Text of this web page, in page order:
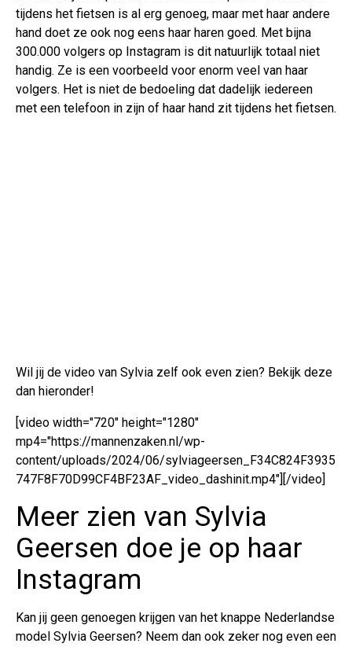
tijdens het fietsen is al erg genoeg, maar met haar andere
hand doet ze ook nog eens haar haren goed. Met bijna
300.000 volgers op Instagram is dit natuurlijk totaal niet
handig. Ze is een voorbeeld voor enorm veel van haar
volgers. Het is niet de bedoeling dat dadelijk iedereen
met een telefoon in zijn of haar hand zit tijdens het fietsen.
Wil jij de video van Sylvia zelf ook even zien? Bekijk deze
dan hieronder!
[video width="720" height="1280"
mp4="https://mannenzaken.nl/wp-
content/uploads/2024/06/sylviageersen_F34C824F3935
747F8F70D99CF4BF23AF_video_dashinit.mp4"][/video]
Meer zien van Sylvia
Geersen doe je op haar
Instagram
Kan jij geen genoegen krijgen van het knappe Nederlandse
model Sylvia Geersen? Neem dan ook zeker nog even een